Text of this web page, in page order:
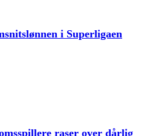
i Superligaen
raser over dårlig